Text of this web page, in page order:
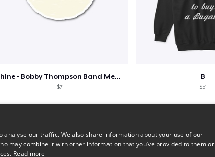
Shine - Bobby Thompson Band Merch
$7
B
$51
analyse our traffic. We also share information about your use of our
may combine it with other information that you’ve provided to them or
Read more